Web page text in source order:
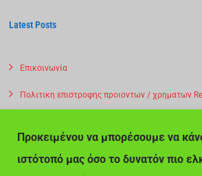
Latest Posts
Επικοινωνία
Πολιτικη επιστροφης προιοντων / χρηματων
Προκειμένου να μπορέσουμε να
ιστότοπό μας όσο το δυνατόν πιο